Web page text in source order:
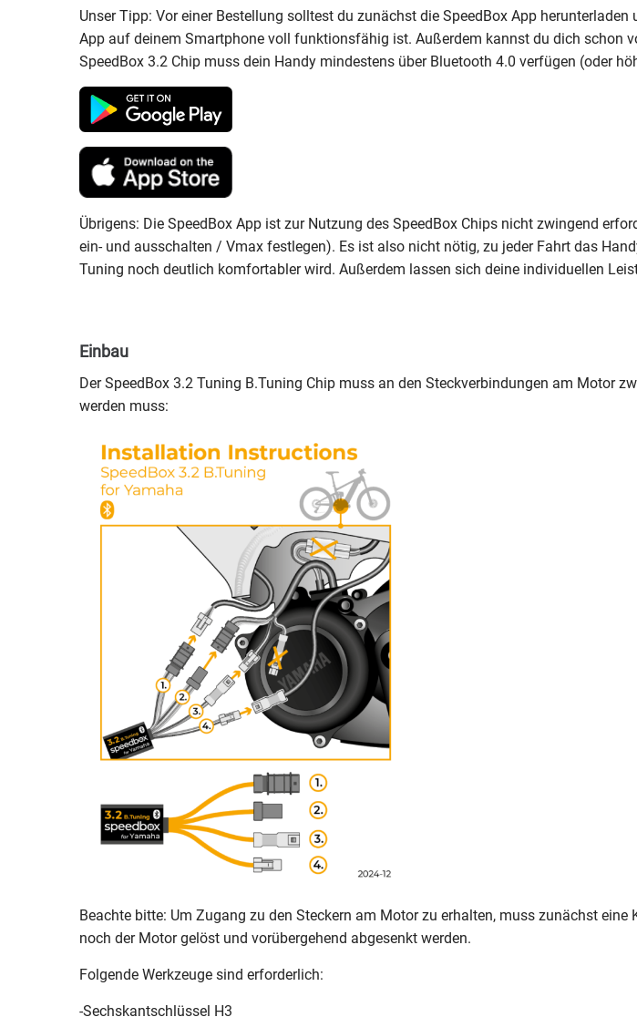
Unser Tipp: Vor einer Bestellung solltest du zunächst die SpeedBox App
App auf deinem Smartphone voll funktionsfähig ist. Außerdem kannst du dich schon
SpeedBox 3.2 Chip muss dein Handy mindestens über Bluetooth 4.0 verfügen (oder
Übrigens: Die SpeedBox App ist zur Nutzung des SpeedBox Chips nicht zwingend
ein- und ausschalten / Vmax festlegen). Es ist also nicht nötig, zu jeder Fahrt das
Tuning noch deutlich komfortabler wird. Außerdem lassen sich deine individuellen
Einbau
Der SpeedBox 3.2 Tuning B.Tuning Chip muss an den Steckverbindungen am Motor
werden muss:
Beachte bitte: Um Zugang zu den Steckern am Motor zu erhalten, muss zunächst
noch der Motor gelöst und vorübergehend abgesenkt werden.
Folgende Werkzeuge sind erforderlich:
-Sechskantschlüssel H3